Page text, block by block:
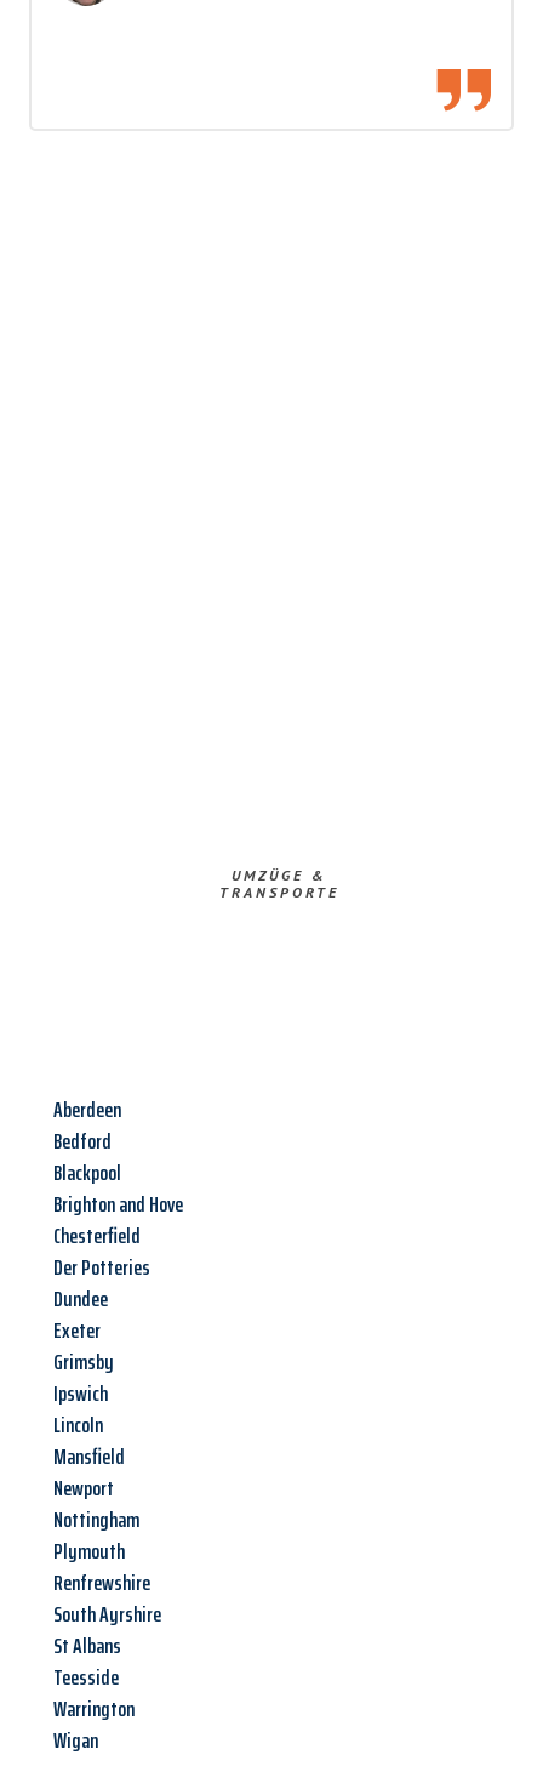
UMZÜGE &
TRANSPORTE
Aberdeen
Bedford
Blackpool
Brighton and Hove
Chesterfield
Der Potteries
Dundee
Exeter
Grimsby
Ipswich
Lincoln
Mansfield
Newport
Nottingham
Plymouth
Renfrewshire
South Ayrshire
St Albans
Teesside
Warrington
Wigan